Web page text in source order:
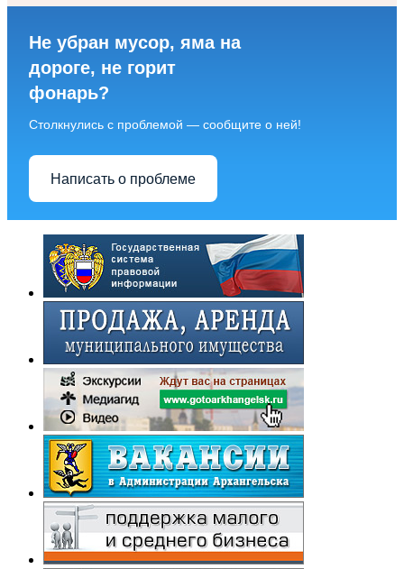
Не убран мусор, яма на
дороге, не горит
фонарь?
Столкнулись с проблемой — сообщите о ней!
Написать о проблеме